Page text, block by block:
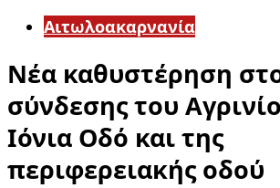
Αιτωλοακαρνανία
Νέα καθυστέρηση
σύνδεσης του
Ιόνια Οδό και της
περιφερειακής οδού